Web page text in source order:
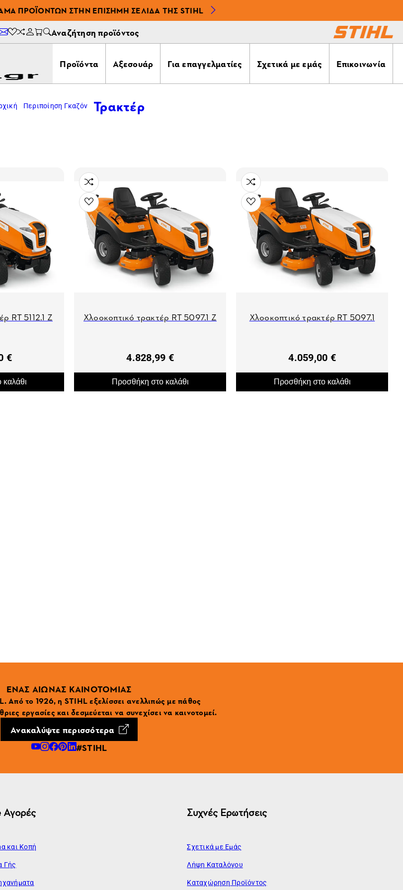
ΠΡΟΪΌΝΤΩΝ ΣΤΗΝ ΕΠΊΣΗΜΗ ΣΕΛΊΔΑ ΤΗΣ STIHL
Αναζήτηση προϊόντος
Προϊόντα Αξεσουάρ Για επαγγελματίες Σχετικά με εμάς Επικοινωνία
Περιποίηση Γκαζόν Τρακτέρ
RT 5112.1 Z
€
Χλοοκοπτικό τρακτέρ RT 5097.1 Z
4.828,99 €
Προσθήκη στο καλάθι
Χλοοκοπτικό τρακτέρ RT 5097.1
4.059,00 €
Προσθήκη στο καλάθι
ΕΝΑΣ ΑΙΩΝΑΣ ΚΑΙΝΟΤΟΜΙΑΣ
Από το 1926, η STIHL εξελίσσει ανελλιπώς με πάθος
εργασίες και δεσμεύεται να συνεχίσει να καινοτομεί.
Ανακαλύψτε περισσότερα
#STIHL
και Κοπή
Γής
Συχνές Ερωτήσεις
Σχετικά με Εμάς
Λήψη Καταλόγου
Καταχώρηση Προϊόντος